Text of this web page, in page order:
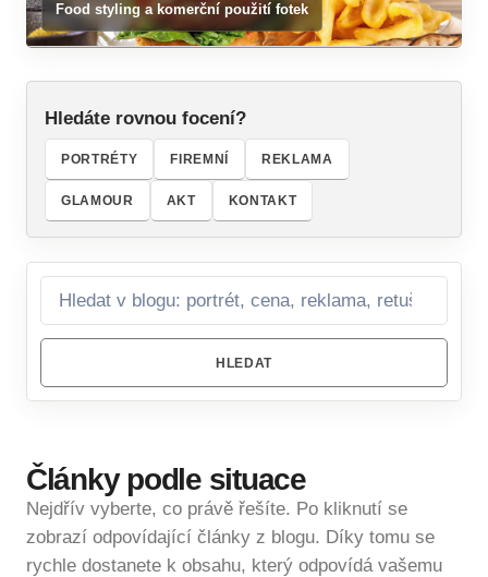
Food styling a komerční použití fotek
Hledáte rovnou focení?
PORTRÉTY FIREMNÍ REKLAMA
GLAMOUR AKT KONTAKT
HLEDAT
Články podle situace
Nejdřív vyberte, co právě řešíte. Po kliknutí se
zobrazí odpovídající články z blogu. Díky tomu se
rychle dostanete k obsahu, který odpovídá vašemu